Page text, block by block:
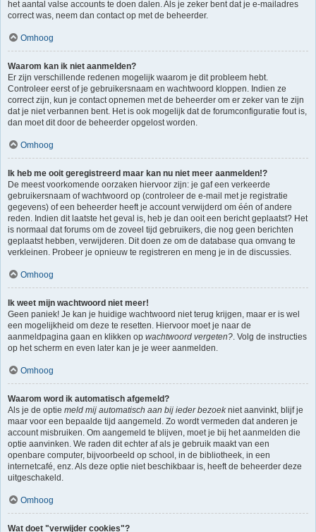
het aantal valse accounts te doen dalen. Als je zeker bent dat je e-mailadres
correct was, neem dan contact op met de beheerder.
Omhoog
Waarom kan ik niet aanmelden?
Er zijn verschillende redenen mogelijk waarom je dit probleem hebt.
Controleer eerst of je gebruikersnaam en wachtwoord kloppen. Indien ze
correct zijn, kun je contact opnemen met de beheerder om er zeker van te zijn
dat je niet verbannen bent. Het is ook mogelijk dat de forumconfiguratie fout is,
dan moet dit door de beheerder opgelost worden.
Omhoog
Ik heb me ooit geregistreerd maar kan nu niet meer aanmelden!?
De meest voorkomende oorzaken hiervoor zijn: je gaf een verkeerde
gebruikersnaam of wachtwoord op (controleer de e-mail met je registratie
gegevens) of een beheerder heeft je account verwijderd om één of andere
reden. Indien dit laatste het geval is, heb je dan ooit een bericht geplaatst? Het
is normaal dat forums om de zoveel tijd gebruikers, die nog geen berichten
geplaatst hebben, verwijderen. Dit doen ze om de database qua omvang te
verkleinen. Probeer je opnieuw te registreren en meng je in de discussies.
Omhoog
Ik weet mijn wachtwoord niet meer!
Geen paniek! Je kan je huidige wachtwoord niet terug krijgen, maar er is wel
een mogelijkheid om deze te resetten. Hiervoor moet je naar de
aanmeldpagina gaan en klikken op wachtwoord vergeten?. Volg de instructies
op het scherm en even later kan je je weer aanmelden.
Omhoog
Waarom word ik automatisch afgemeld?
Als je de optie meld mij automatisch aan bij ieder bezoekniet aanvinkt, blijf je
maar voor een bepaalde tijd aangemeld. Zo wordt vermeden dat anderen je
account misbruiken. Om aangemeld te blijven, moet je bij het aanmelden die
optie aanvinken. We raden dit echter af als je gebruik maakt van een
openbare computer, bijvoorbeeld op school, in de bibliotheek, in een
internetcafé, enz. Als deze optie niet beschikbaar is, heeft de beheerder deze
uitgeschakeld.
Omhoog
Wat doet "verwijder cookies"?